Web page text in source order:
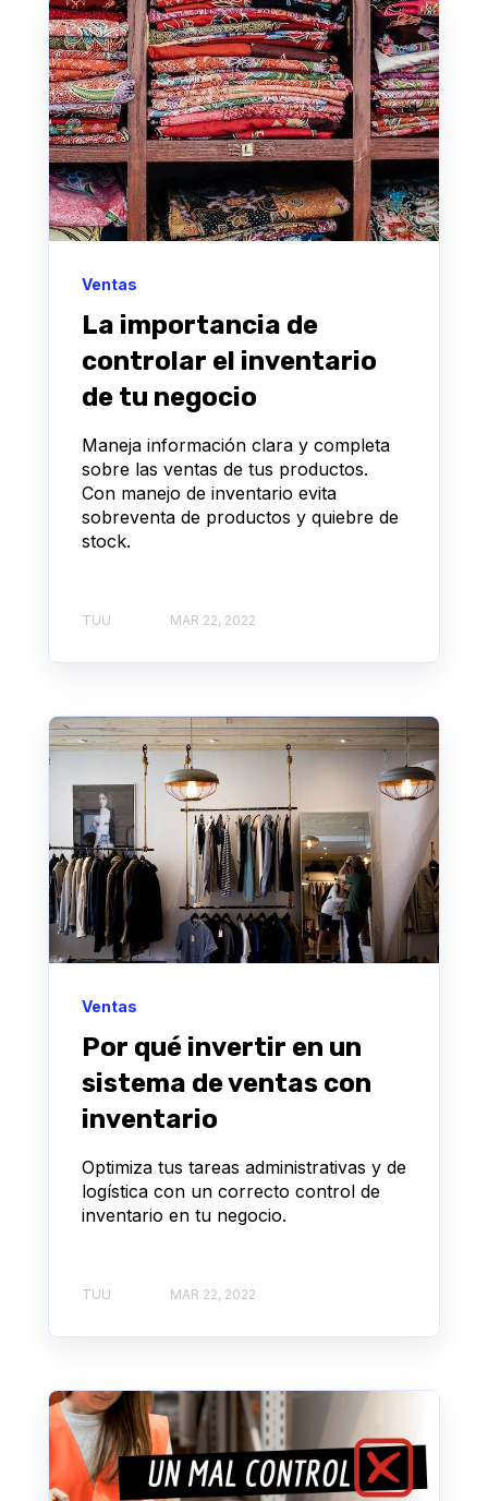
Ventas
La importancia de
controlar el inventario
de tu negocio
Maneja información clara y completa
sobre las ventas de tus productos.
Con manejo de inventario evita
sobreventa de productos y quiebre de
stock.
TUU MAR 22, 2022
Ventas
Por qué invertir en un
sistema de ventas con
inventario
Optimiza tus tareas administrativas y de
logística con un correcto control de
inventario en tu negocio.
TUU MAR 22, 2022